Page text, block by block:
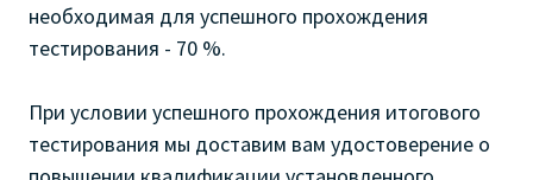
необходимая для успешного прохождения
тестирования - 70 %.
При условии успешного прохождения итогового
тестирования мы доставим вам удостоверение о